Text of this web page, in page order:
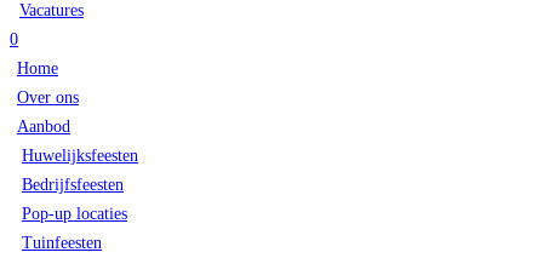
Vacatures
0
Home
Over ons
Aanbod
Huwelijksfeesten
Bedrijfsfeesten
Pop-up locaties
Tuinfeesten